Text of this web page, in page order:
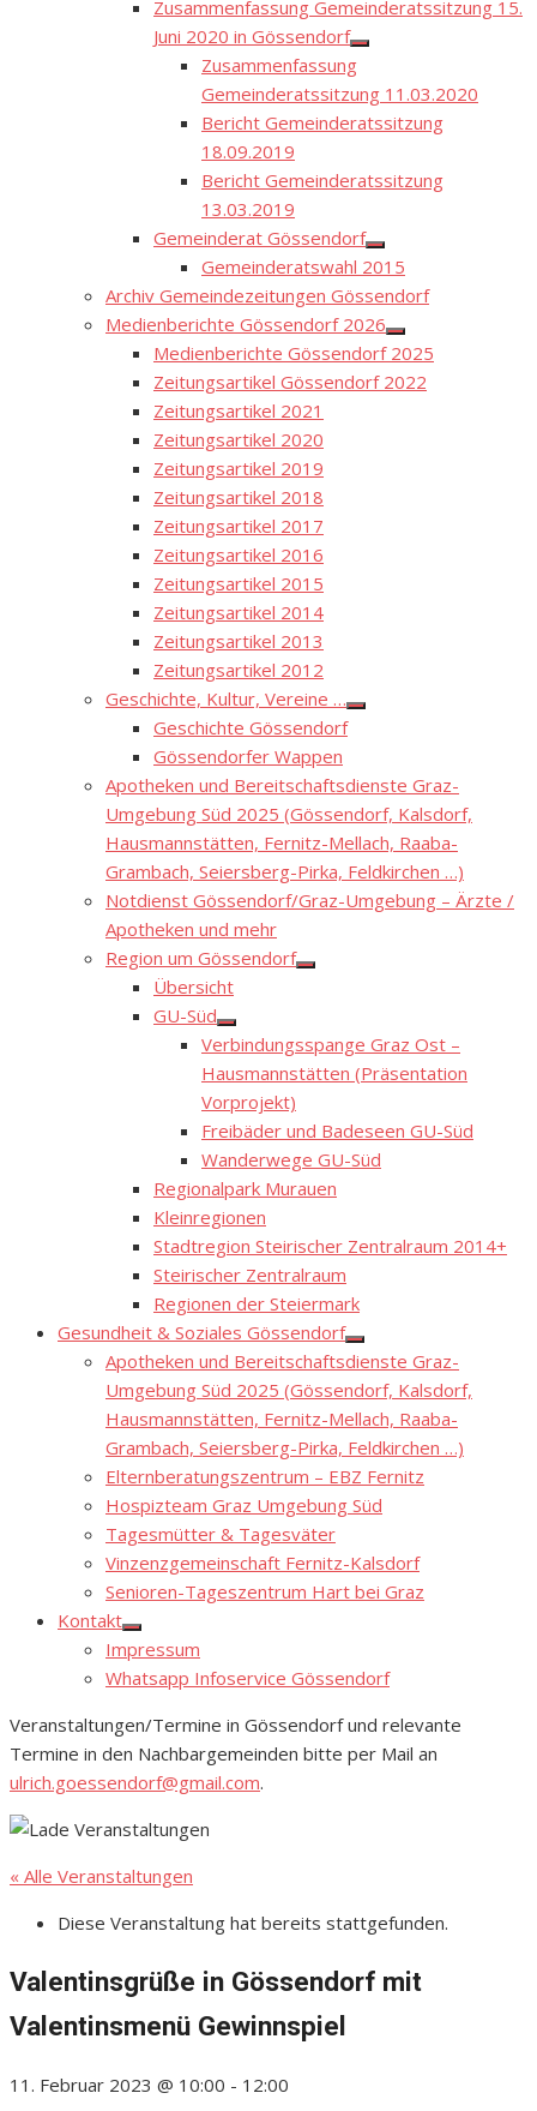
Zusammenfassung Gemeinderatssitzung 15.
Juni 2020 in Gössendorf
Show
menu
Zusammenfassung
Gemeinderatssitzung 11.03.2020
Bericht Gemeinderatssitzung
18.09.2019
Bericht Gemeinderatssitzung
13.03.2019
Gemeinderat Gössendorf
Show
sub
menu
Gemeinderatswahl 2015
Archiv Gemeindezeitungen Gössendorf
Medienberichte Gössendorf 2026
Show
sub
menu
Medienberichte Gössendorf 2025
Zeitungsartikel Gössendorf 2022
Zeitungsartikel 2021
Zeitungsartikel 2020
Zeitungsartikel 2019
Zeitungsartikel 2018
Zeitungsartikel 2017
Zeitungsartikel 2016
Zeitungsartikel 2015
Zeitungsartikel 2014
Zeitungsartikel 2013
Zeitungsartikel 2012
Geschichte, Kultur, Vereine …
Show
Geschichte Gössendorf
Gössendorfer Wappen
Apotheken und Bereitschaftsdienste Graz-
Umgebung Süd 2025 (Gössendorf, Kalsdorf,
Hausmannstätten, Fernitz-Mellach, Raaba-
Grambach, Seiersberg-Pirka, Feldkirchen …)
Notdienst Gössendorf/Graz-Umgebung – Ärzte /
Apotheken und mehr
Region um Gössendorf
Show
Übersicht
GU-Süd
Show
sub
menu
Verbindungsspange Graz Ost –
Hausmannstätten (Präsentation
Vorprojekt)
Freibäder und Badeseen GU-Süd
Wanderwege GU-Süd
Regionalpark Murauen
Kleinregionen
Stadtregion Steirischer Zentralraum 2014+
Steirischer Zentralraum
Regionen der Steiermark
Gesundheit & Soziales Gössendorf
Show
sub
menu
Apotheken und Bereitschaftsdienste Graz-
Umgebung Süd 2025 (Gössendorf, Kalsdorf,
Hausmannstätten, Fernitz-Mellach, Raaba-
Grambach, Seiersberg-Pirka, Feldkirchen …)
Elternberatungszentrum – EBZ Fernitz
Hospizteam Graz Umgebung Süd
Tagesmütter & Tagesväter
Vinzenzgemeinschaft Fernitz-Kalsdorf
Senioren-Tageszentrum Hart bei Graz
Kontakt
Show
sub
menu
Impressum
Whatsapp Infoservice Gössendorf
Veranstaltungen/Termine in Gössendorf und relevante
Termine in den Nachbargemeinden bitte per Mail an
ulrich.goessendorf@gmail.com.
« Alle Veranstaltungen
Diese Veranstaltung hat bereits stattgefunden.
Valentinsgrüße in Gössendorf mit
Valentinsmenü Gewinnspiel
11. Februar 2023 @ 10:00 - 12:00